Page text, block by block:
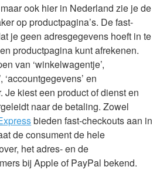
ook hier in Nederland zie je de
op productpagina’s. De fast-
je geen adresgegevens hoeft in te
productpagina kunt afrekenen.
van ‘winkelwagentje’,
‘accountgegevens’ en
Je kiest een product of dienst en
naar de betaling. Zowel
bieden fast-checkouts aan in
de consument de hele
het adres- en de
bij Apple of PayPal bekend.